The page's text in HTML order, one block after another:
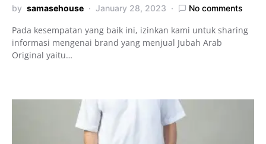
by samasehouse January 28, 2023 No comments
Pada kesempatan yang baik ini, izinkan kami untuk sharing
informasi mengenai brand yang menjual Jubah Arab
Original yaitu…